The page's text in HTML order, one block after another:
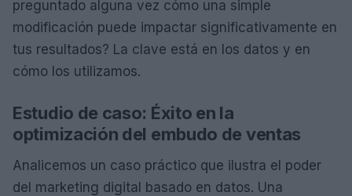
preguntado alguna vez cómo una simple
modificación puede impactar significativamente en
tus resultados? La clave está en los datos y en
cómo los utilizamos.
Estudio de caso: Éxito en la
optimización del embudo de ventas
Analicemos un caso práctico que ilustra el poder
del marketing digital basado en datos. Una